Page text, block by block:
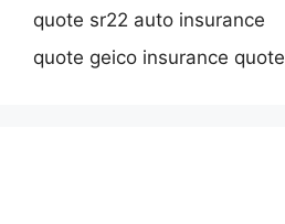
quote sr22 auto insurance
quote geico insurance quote